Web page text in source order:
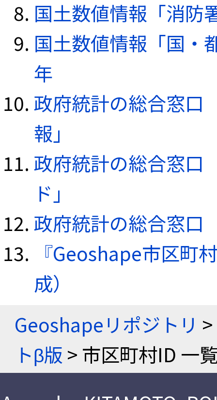
国土数値情報「消防
国土数値情報「国・
年
政府統計の総合窓口
報」
政府統計の総合窓口
ド」
政府統計の総合窓口
『Geoshape市区町
成）
Geoshapeリポジトリ >
トβ版 > 市区町村ID 一